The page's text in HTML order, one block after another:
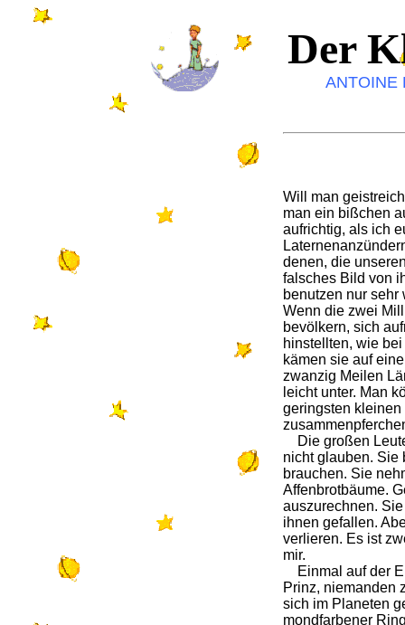
Der
ANTOINE
Will man
man ein bißchen
aufrichtig, als ich
denen, die
falsches Bild von
benutzen nur sehr
Wenn die zwei
bevölkern, sich
hinstellten, wie
kämen sie auf
zwanzig Meilen
leicht unter. Man
geringsten
Die großen
nicht glauben. Sie
brauchen. Sie
Affenbrotbäume.
auszurechnen.
ihnen gefallen.
verlieren. Es ist
mir.
Einmal auf der
Prinz, niemanden
sich im Planeten
mondfarbener